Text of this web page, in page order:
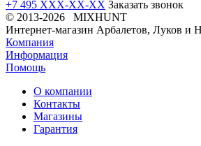
+7 495 XXX-XX-XX Заказать звонок
© 2013-2026 MIXHUNT
Интернет-магазин Арбалетов, Луков и
Компания
Информация
Помощь
О компании
Контакты
Магазины
Гарантия